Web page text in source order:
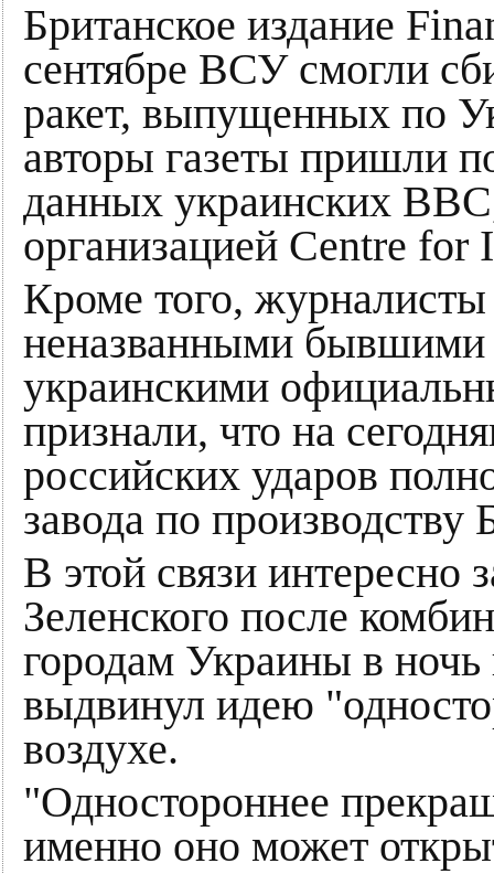
Британское издание
сентябре ВСУ смогли
ракет, выпущенных по
авторы газеты пришли
данных украинских
организацией Centre
Кроме того, журналисты
неназванными
украинскими
признали, что на
российских ударов
завода по
В этой связи интересно
Зеленского после
городам Украины в
выдвинул идею
воздухе.
"Одностороннее
именно оно может